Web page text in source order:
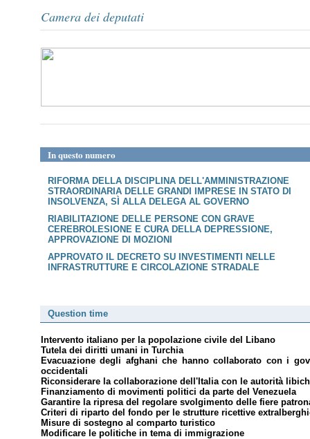
Camera dei deputati
In questo numero
RIFORMA DELLA DISCIPLINA DELL'AMMINISTRAZIONE
STRAORDINARIA DELLE GRANDI IMPRESE IN STATO DI
INSOLVENZA, SÌ ALLA DELEGA AL GOVERNO
RIABILITAZIONE DELLE PERSONE CON GRAVE
CEREBROLESIONE E CURA DELLA DEPRESSIONE,
APPROVAZIONE DI MOZIONI
APPROVATO IL DECRETO SU INVESTIMENTI NELLE
INFRASTRUTTURE E CIRCOLAZIONE STRADALE
Question time
Intervento italiano per la popolazione civile del Libano
Tutela dei diritti umani in Turchia
Evacuazione degli afghani che hanno collaborato con i
occidentali
Riconsiderare la collaborazione dell'Italia con le autorità
Finanziamento di movimenti politici da parte del Venezuela
Garantire la ripresa del regolare svolgimento delle fiere
Criteri di riparto del fondo per le strutture ricettive
Misure di sostegno al comparto turistico
Modificare le politiche in tema di immigrazione